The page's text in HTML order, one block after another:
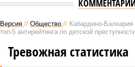
Версия // Общество // Кабардино-
топ-5 антирейтинга по детской
Тревожная статистика